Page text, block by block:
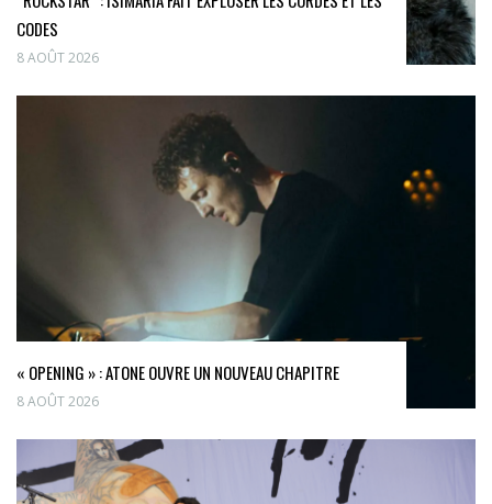
CODES
8 AOÛT 2026
« OPENING » : ATONE OUVRE UN NOUVEAU CHAPITRE
8 AOÛT 2026